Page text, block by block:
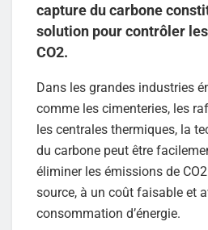
capture du carbone
solution pour contrôler
CO2.
Dans les grandes industries
comme les cimenteries, les
les centrales thermiques, la
du carbone peut être
éliminer les émissions de
source, à un coût faisable et
consommation d’énergie.